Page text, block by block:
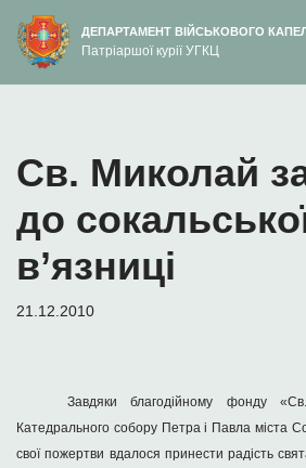
вмісту
Перейти
до
ДЕПАРТАМЕНТ ВІЙСЬКОВОГО
Патріаршої курії УГКЦ
Св. Миколай
до
в’язниці
21.12.2010
Завдяки благодійному фонду
Катедрального собору Петра і Павла міста
свої пожертви вдалося принести радість